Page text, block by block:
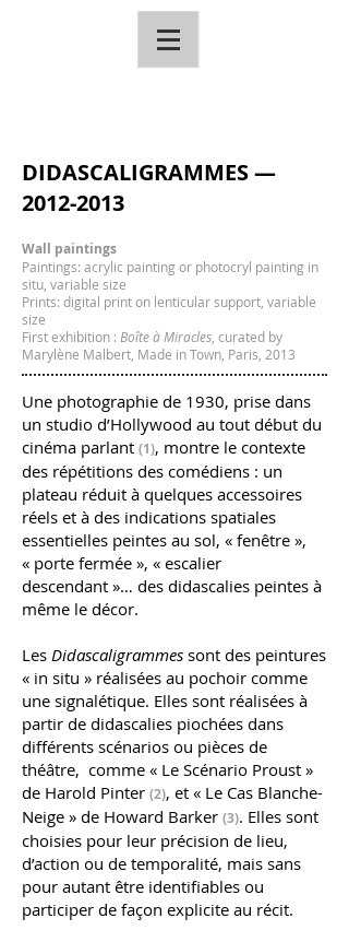
DIDASCALIGRAMMES —
2012-2013
Wall paintings
Paintings: acrylic painting or photocryl painting in
situ, variable size
Prints: digital print on lenticular support, variable
size
First exhibition : Boîte à Miracles , curated by
Marylène Malbert, Made in Town, Paris, 2013
Une photographie de 1930, prise dans
un studio d’Hollywood au tout début du
cinéma parlant (1), montre le contexte
des répétitions des comédiens : un
plateau réduit à quelques accessoires
réels et à des indications spatiales
essentielles peintes au sol, « fenêtre »,
« porte fermée », « escalier
descendant »… des didascalies peintes à
même le décor.
Les Didascaligrammes sont des peintures
« in situ » réalisées au pochoir comme
une signalétique. Elles sont réalisées à
partir de didascalies piochées dans
différents scénarios ou pièces de
théâtre, comme « Le Scénario Proust »
de Harold Pinter (2), et « Le Cas Blanche-
Neige » de Howard Barker (3). Elles sont
choisies pour leur précision de lieu,
d’action ou de temporalité, mais sans
pour autant être identifiables ou
participer de façon explicite au récit.